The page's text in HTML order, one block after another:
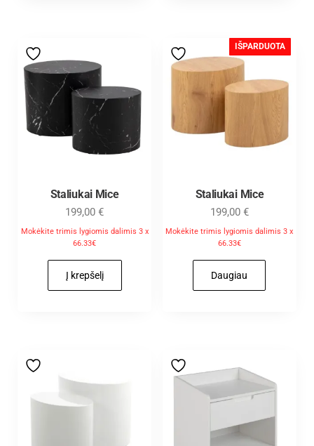
Staliukai Mice
199,00€
Mokėkite trimis lygiomis dalimis 3 x
66.33€
Į krepšelį
IŠPARDUOTA
Staliukai Mice
199,00 €
Mokėkite trimis lygiomis dalimis 3 x
66.33€
Daugiau